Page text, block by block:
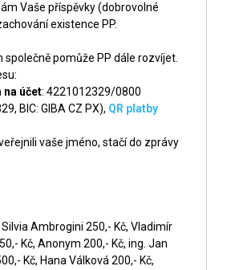
Vaše příspěvky (dobrovolné
existence PP.
pomůže PP dále rozvíjet.
na účet: 4221012329/0800
BIC: GIBA CZ PX), QR platby
vaše jméno, stačí do zprávy
Silvia Ambrogini 250,- Kč, Vladimír
Kč, Anonym 200,- Kč, ing. Jan
Kč, Hana Válková 200,- Kč,